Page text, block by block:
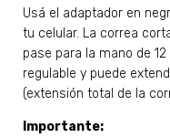
Usá el adaptador en
tu celular. La correa
pase para la mano de
regulable y puede
(extensión total de la
Importante: